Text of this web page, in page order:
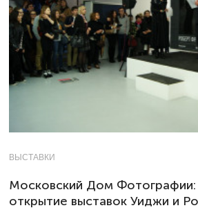
ВЫСТАВКИ
Московский Дом Фотографии:
открытие выставок Уиджи и